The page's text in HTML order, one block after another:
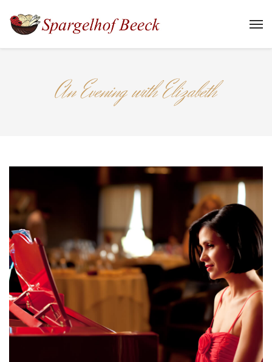
An Evening with Elizabeth